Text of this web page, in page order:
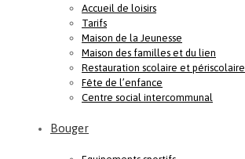
Accueil de loisirs
Tarifs
Maison de la Jeunesse
Maison des familles et du lien
Restauration scolaire et périscolaire
Fête de l’enfance
Centre social intercommunal
Bouger